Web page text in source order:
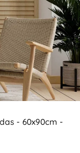
- 60x90cm -